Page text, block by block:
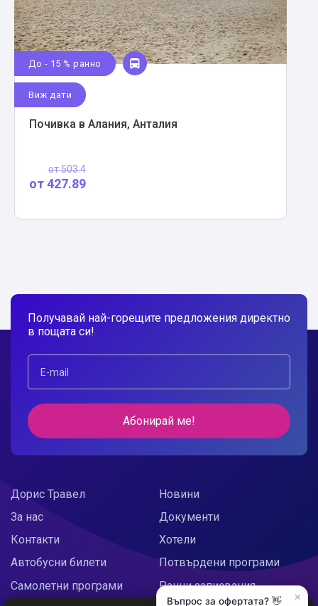
До - 15 % ранно
Виж дати
Почивка в Алания, Анталия
от503.4
от427.89
Получавай най-горещите предложения директно
в пощата си!
Абонирай ме!
Дорис Травел
За нас
Контакти
Новини
Документи
Хотели
Автобусни билети
Самолетни програми
Потвърдени програми
Ранни записвания
×
Въпрос за офертата? 👋